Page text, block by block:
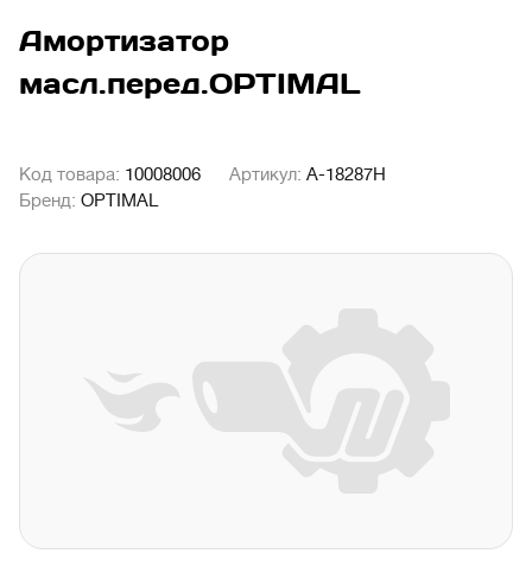
Амортизатор
масл.перед.OPTIMAL
Код товара: 10008006 Артикул: A-18287H
Бренд: OPTIMAL